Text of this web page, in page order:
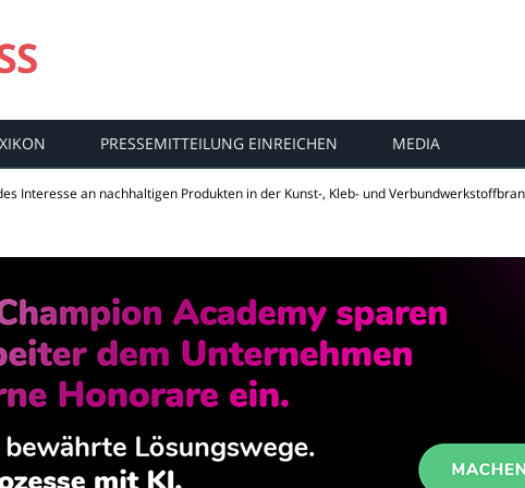
PRESSEMITTEILUNG EINREICHEN MEDIA
Interesse an nachhaltigen Produkten in der Kunst-, Kleb- und